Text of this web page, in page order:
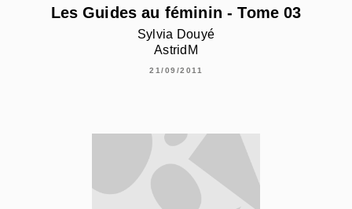
Les Guides au féminin - Tome 03
Sylvia Douyé
AstridM
21/09/2011